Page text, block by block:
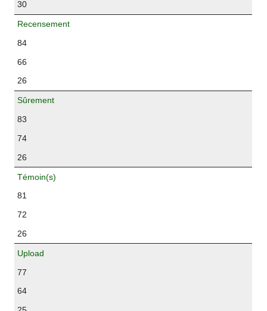
30
Recensement
84
66
26
Sûrement
83
74
26
Témoin(s)
81
72
26
Upload
77
64